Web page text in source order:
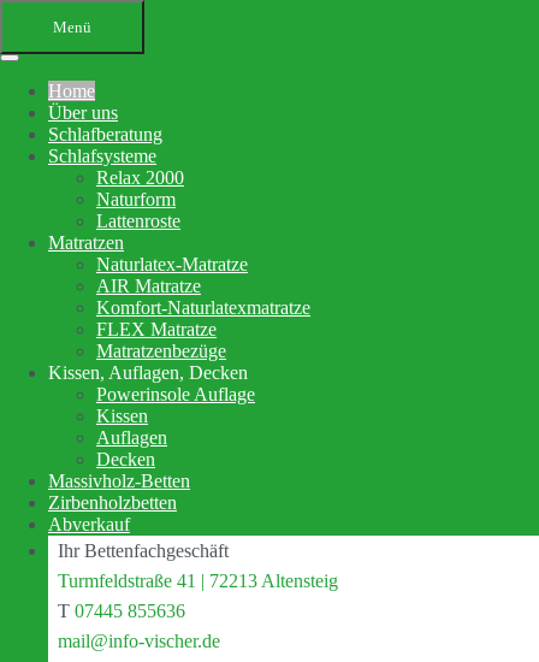
Menü
Home
Über uns
Schlafberatung
Schlafsysteme
Relax 2000
Naturform
Lattenroste
Matratzen
Naturlatex-Matratze
AIR Matratze
Komfort-Naturlatexmatratze
FLEX Matratze
Matratzenbezüge
Kissen, Auflagen, Decken
Powerinsole Auflage
Kissen
Auflagen
Decken
Massivholz-Betten
Zirbenholzbetten
Abverkauf
Ihr Bettenfachgeschäft
Turmfeldstraße 41 | 72213 Altensteig
T 07445 855636
mail@info-vischer.de
Ihr Bettenfachgeschäft in
Altensteig
Matratzenberatung
und Betten
Ihre Schlafberatung
Schlafsystem Relax 2000
Matratzen aus reinem Naturlatex